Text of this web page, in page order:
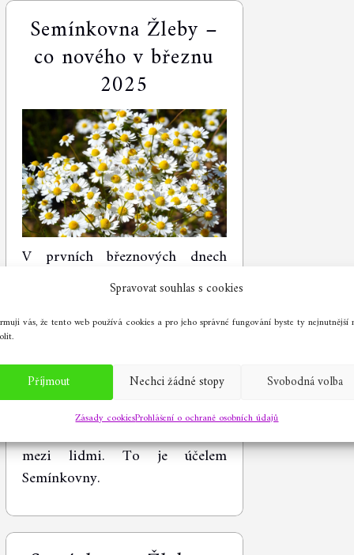
Spravovat souhlas s cookies
vás, že tento web používá cookies a pro jeho správné fungování byste ty nejnutnější
Příjmout Nechci žádné stopy Svobodná volba
Zásady cookiesProhlášení o ochraně osobních údajů
Semínkovna Žleby –
co nového v březnu
2025
V prvních březnových dnech
jsme opět umístili naší
Semínkovnu před dům u
křižovatky na Šumavě. A s tím i
z loňské sezóny. Bohužel
po několika dnech byla všechny
semínka pryč. Vůbec by
mezi lidmi. To je účelem
Semínkovny.